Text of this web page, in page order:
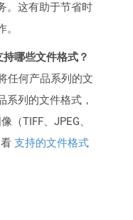
。这有助于节省时
哪些文件格式？
任何产品系列的文
系列的文件格式，
（TIFF、JPEG、
支持的文件格式